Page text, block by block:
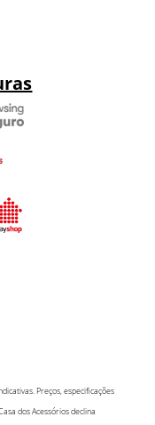
Preços, especificações
dos Acessórios declina